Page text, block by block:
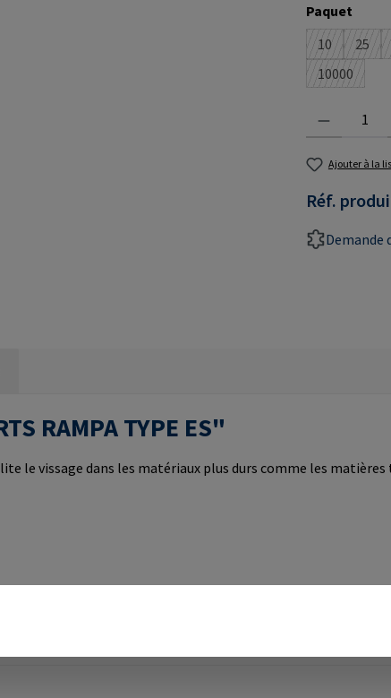
Sélectionnez
Paquet
10
(Cette
25
10000
(Cette
Ajouter à la
Réf.
RAMPA TYPE ES"
le vissage dans les matériaux plus durs comme les